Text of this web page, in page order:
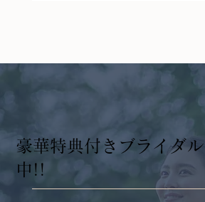
豪華特典付きブライダ
中!!